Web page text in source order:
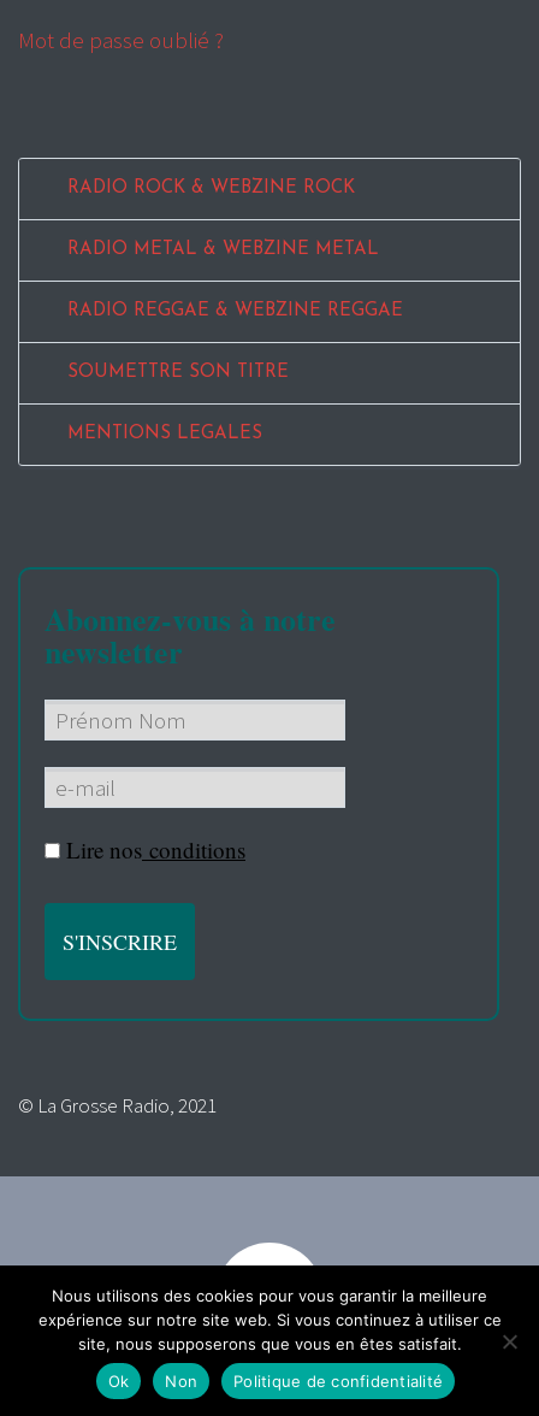
Mot de passe oublié ?
RADIO ROCK & WEBZINE ROCK
RADIO METAL & WEBZINE METAL
RADIO REGGAE & WEBZINE REGGAE
SOUMETTRE SON TITRE
MENTIONS LEGALES
Abonnez-vous à notre
newsletter
Lire nos conditions
© La Grosse Radio, 2021
Nous utilisons des cookies pour vous garantir la meilleure
expérience sur notre site web. Si vous continuez à utiliser ce
site, nous supposerons que vous en êtes satisfait.
Ok
Non Politique de confidentialité